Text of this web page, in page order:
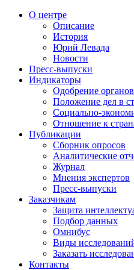
О центре
Описание
История
Юрий Левада
Новости
Пресс-выпуски
Индикаторы
Одобрение
Положение дел в
Социально-
Отношение к
Публикации
Сборник опросов
Аналитические
Журнал
Мнения экспертов
Пресс-выпуски
Заказчикам
Защита
Подбор данных
Омнибус
Виды
Заказать
Контакты